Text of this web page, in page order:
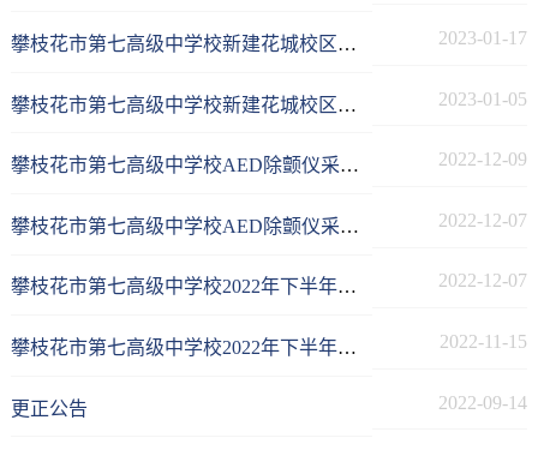
攀枝花市第七高级中学校新建花城校区物理、生物实验室及西城校区配置部分化学手持传感器设备项目采购需求和设计服务项目成交公告 2023-01-17
攀枝花市第七高级中学校新建花城校区物理、生物实验室及西城校区配置部分化学手持传感器设备项目采购需求和设计服务项目竞争性磋商采购公告 2023-01-05
攀枝花市第七高级中学校AED除颤仪采购项目结果公告 2022-12-09
攀枝花市第七高级中学校AED除颤仪采购项目比选公告 2022-12-07
攀枝花市第七高级中学校2022年下半年教师招聘考核时间及地点等公告 2022-12-07
攀枝花市第七高级中学校2022年下半年直接考核招聘教师公告 2022-11-15
更正公告 2022-09-14